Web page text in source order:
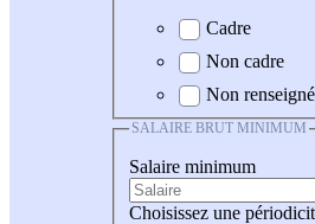
Cadre
Non cadre
Non
SALAIRE BRUT MINIMUM
Salaire minimum
Choisissez une